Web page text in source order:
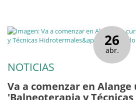
26
abr.
NOTICIAS
Va a comenzar en Alange
'Balneoterapia y